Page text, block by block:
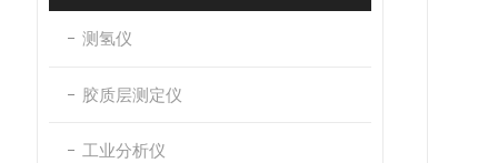
测氢仪
胶质层测定仪
工业分析仪